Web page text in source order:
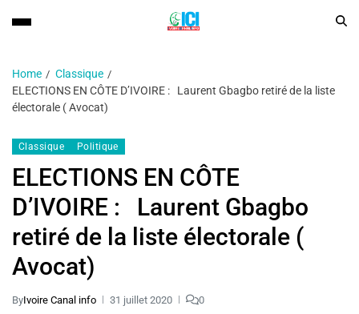
Home
Classique
ELECTIONS EN CÔTE D’IVOIRE : Laurent Gbagbo retiré de la liste
électorale ( Avocat)
Classique Politique
ELECTIONS EN CÔTE
D’IVOIRE : Laurent Gbagbo
retiré de la liste électorale (
Avocat)
ByIvoire Canal info 31 juillet 2020 0